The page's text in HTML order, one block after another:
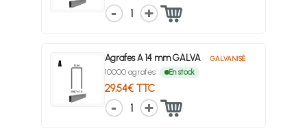
1
Agrafes A 14 mm GALVA GALVANISÉ
10000 agrafes En stock
29.54€ TTC
1